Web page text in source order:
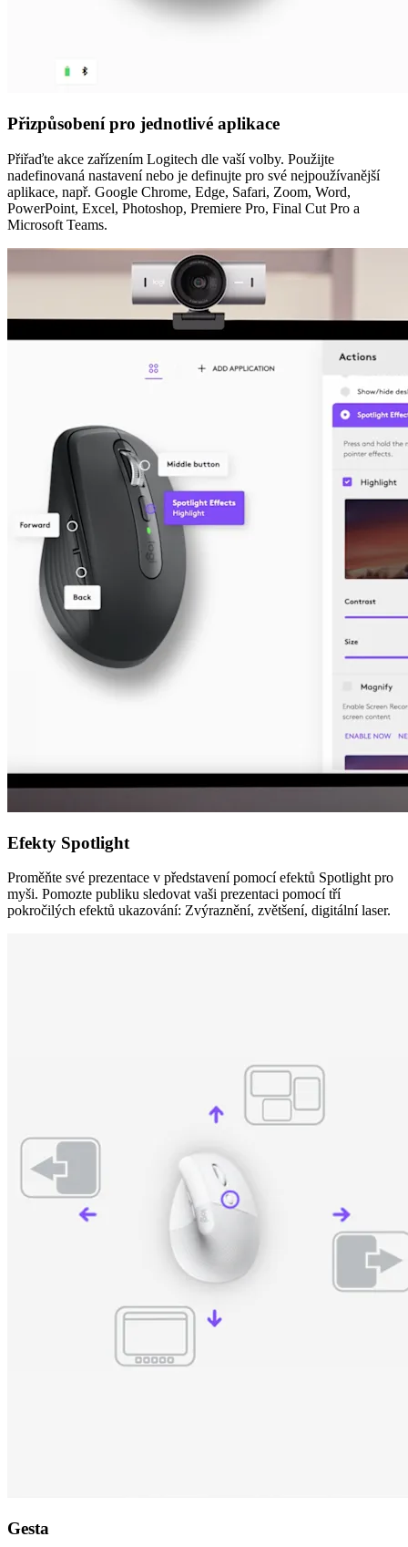
Přizpůsobení pro jednotlivé aplikace
Přiřaďte akce zařízením Logitech dle vaší volby. Použijte
nadefinovaná nastavení nebo je definujte pro své nejpoužívanější
aplikace, např. Google Chrome, Edge, Safari, Zoom, Word,
PowerPoint, Excel, Photoshop, Premiere Pro, Final Cut Pro a
Microsoft Teams.
Efekty Spotlight
Proměňte své prezentace v představení pomocí efektů Spotlight pro
myši. Pomozte publiku sledovat vaši prezentaci pomocí tří
pokročilých efektů ukazování: Zvýraznění, zvětšení, digitální laser.
Gesta